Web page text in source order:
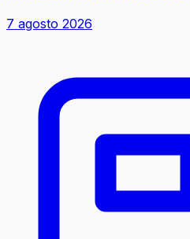
7 agosto 2026